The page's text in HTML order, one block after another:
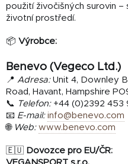
použití živočišných surovin –
životní prostředí.
📦 Výrobce:
Benevo (Vegeco Ltd.)
📍 Adresa:Unit 4, Downley
Road, Havant, Hampshire
📞 Telefon:+44 (0)2392 453
📧 E-mail: info@benevo.com
🌐 Web: www.benevo.com
🇪🇺 Dovozce pro EU/ČR: